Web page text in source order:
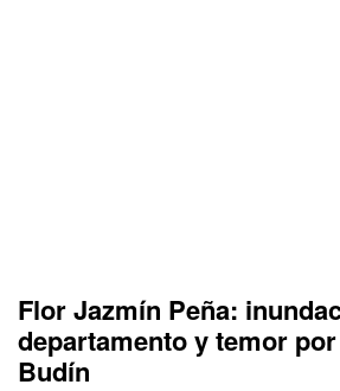
Flor Jazmín Peña:
departamento y temor
Budín